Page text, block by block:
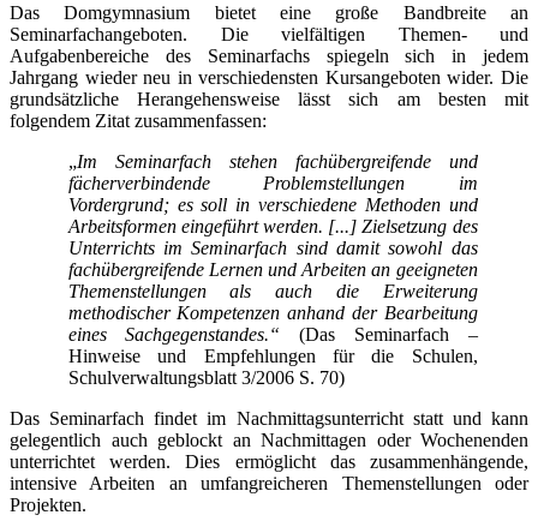
Das Domgymnasium bietet eine große Bandbreite an
Seminarfachangeboten. Die vielfältigen Themen- und
Aufgabenbereiche des Seminarfachs spiegeln sich in jedem
Jahrgang wieder neu in verschiedensten Kursangeboten wider. Die
grundsätzliche Herangehensweise lässt sich am besten mit
folgendem Zitat zusammenfassen:
„Im Seminarfach stehen fachübergreifende und
fächerverbindende Problemstellungen im
Vordergrund; es soll in verschiedene Methoden und
Arbeitsformen eingeführt werden. [...] Zielsetzung des
Unterrichts im Seminarfach sind damit sowohl das
fachübergreifende Lernen und Arbeiten an geeigneten
Themenstellungen als auch die Erweiterung
methodischer Kompetenzen anhand der Bearbeitung
eines Sachgegenstandes.“ (Das Seminarfach –
Hinweise und Empfehlungen für die Schulen,
Schulverwaltungsblatt 3/2006 S. 70)
Das Seminarfach findet im Nachmittagsunterricht statt und kann
gelegentlich auch geblockt an Nachmittagen oder Wochenenden
unterrichtet werden. Dies ermöglicht das zusammenhängende,
intensive Arbeiten an umfangreicheren Themenstellungen oder
Projekten.